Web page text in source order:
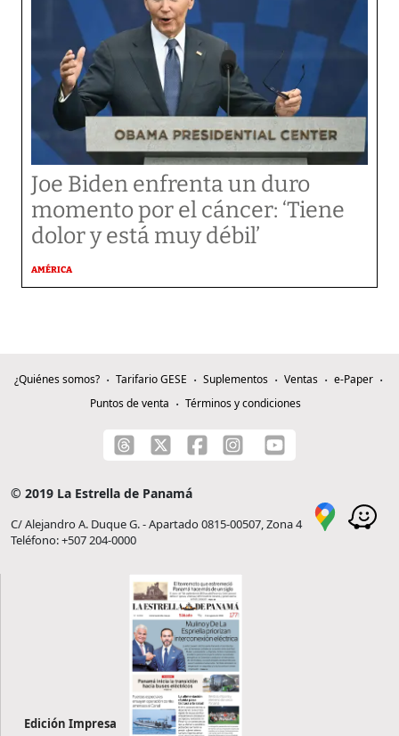
Joe Biden enfrenta un duro
momento por el cáncer: ‘Tiene
dolor y está muy débil’
AMÉRICA
¿Quiénes somos? Tarifario GESE Suplementos Ventas
e-Paper
Puntos de venta
Términos y condiciones
© 2019 La Estrella de Panamá
C/ Alejandro A. Duque G. - Apartado 0815-00507, Zona 4
Teléfono: +507 204-0000
Edición Impresa